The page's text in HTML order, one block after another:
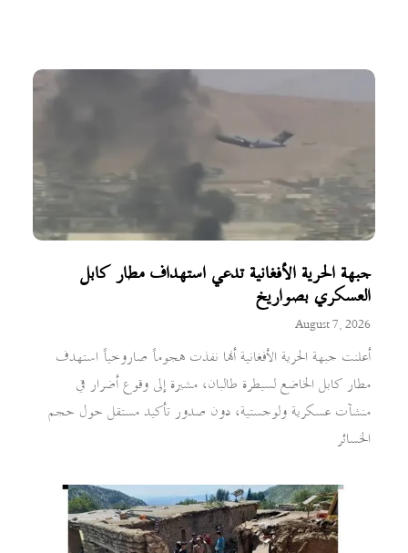
جبهة الحرية الأفغانية تدعي استهداف مطار كابل
العسكري بصواريخ
August 7, 2026
أعلنت جبهة الحرية الأفغانية أنها نفذت هجوماً صاروخياً استهدف
مطار كابل الخاضع لسيطرة طالبان، مشيرة إلى وقوع أضرار في
منشآت عسكرية ولوجستية، دون صدور تأكيد مستقل حول حجم
الخسائر